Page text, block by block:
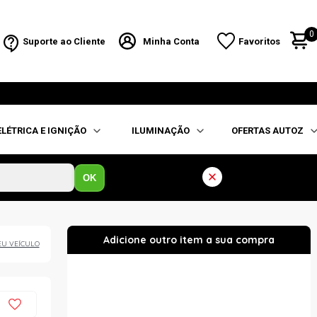
Suporte ao Cliente Minha Conta Favoritos
0
E IGNIÇÃO ILUMINAÇÃO OFERTAS AUTOZ
OK
VEÍCULO